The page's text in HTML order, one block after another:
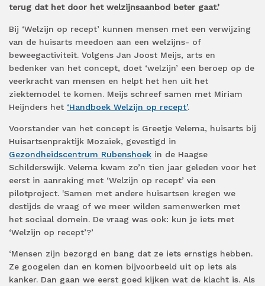
terug dat het door het welzijnsaanbod beter gaat.’
Bij ‘Welzijn op recept’ kunnen mensen met een verwijzing
van de huisarts meedoen aan een welzijns- of
beweegactiviteit. Volgens Jan Joost Meijs, arts en
bedenker van het concept, doet ‘welzijn’ een beroep op de
veerkracht van mensen en helpt het hen uit het
ziektemodel te komen. Meijs schreef samen met Miriam
Heijnders het ‘Handboek Welzijn op recept’.
Voorstander van het concept is Greetje Velema, huisarts bij
Huisartsenpraktijk Mozaïek, gevestigd in
Gezondheidscentrum Rubenshoek in de Haagse
Schilderswijk. Velema kwam zo’n tien jaar geleden voor het
eerst in aanraking met ‘Welzijn op recept’ via een
pilotproject. 'Samen met andere huisartsen kregen we
destijds de vraag of we meer wilden samenwerken met
het sociaal domein. De vraag was ook: kun je iets met
‘Welzijn op recept’?’
‘Mensen zijn bezorgd en bang dat ze iets ernstigs hebben.
Ze googelen dan en komen bijvoorbeeld uit op iets als
kanker. Dan gaan we eerst goed kijken wat de klacht is. Als